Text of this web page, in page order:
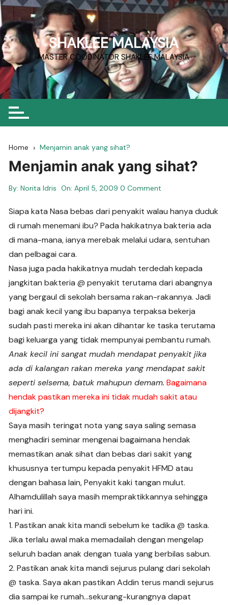
Skip
to
content
SHAKLEE MALAYSIA
MASTER COODINATOR SHAKLEE MALAYSIA
Home Menjamin anak yang sihat?
Menjamin anak yang sihat?
By: Norita Idris On:April 5, 2009 0 Comment
Siapa kata Nasa bebas dari penyakit walau hanya duduk
di rumah menemani ibu? Pada hakikatnya bakteria ada
di mana-mana, ianya merebak melalui udara, sentuhan
dan pelbagai cara.
Nasa juga pada hakikatnya mudah terdedah kepada
jangkitan bakteria @ penyakit terutama dari abangnya
yang bergaul di sekolah bersama rakan-rakannya. Jadi
bagi anak kecil yang ibu bapanya terpaksa bekerja
sudah pasti mereka ini akan dihantar ke taska terutama
bagi keluarga yang tidak mempunyai pembantu rumah.
Anak kecil ini sangat mudah mendapat penyakit jika
ada di kalangan rakan mereka yang mendapat sakit
seperti selsema, batuk mahupun demam. Bagaimana
hendak pastikan mereka ini tidak mudah sakit atau
dijangkit?
Saya masih teringat nota yang saya saling semasa
menghadiri seminar mengenai bagaimana hendak
memastikan anak sihat dan bebas dari sakit yang
khususnya tertumpu kepada penyakit HFMD atau
dengan bahasa lain, Penyakit kaki tangan mulut.
Alhamdulillah saya masih mempraktikkannya sehingga
hari ini.
1. Pastikan anak kita mandi sebelum ke tadika @ taska.
Jika terlalu awal maka memadailah dengan mengelap
seluruh badan anak dengan tuala yang berbilas sabun.
2. Pastikan anak kita mandi sejurus pulang dari sekolah
@ taska. Saya akan pastikan Addin terus mandi sejurus
dia sampai ke rumah…sekurang-kurangnya dapat